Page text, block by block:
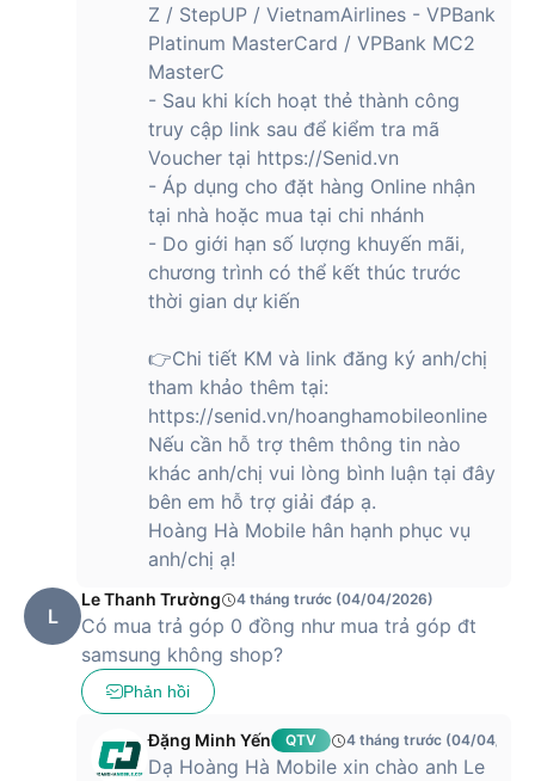
Z / StepUP / VietnamAirlines - VPBank
Platinum MasterCard / VPBank MC2
MasterC
- Sau khi kích hoạt thẻ thành công
truy cập link sau để kiểm tra mã
Voucher tại https://Senid.vn
- Áp dụng cho đặt hàng Online nhận
tại nhà hoặc mua tại chi nhánh
- Do giới hạn số lượng khuyến mãi,
chương trình có thể kết thúc trước
thời gian dự kiến
👉Chi tiết KM và link đăng ký anh/chị
tham khảo thêm tại:
https://senid.vn/hoanghamobileonline
Nếu cần hỗ trợ thêm thông tin nào
khác anh/chị vui lòng bình luận tại đây
bên em hỗ trợ giải đáp ạ.
Hoàng Hà Mobile hân hạnh phục vụ
anh/chị ạ!
L
Le Thanh Trường 4 tháng trước (04/04/2026)
Có mua trả góp 0 đồng như mua trả góp đt
samsung không shop?
Phản hồi
Đặng Minh Yến QTV 4 tháng trước (04/04/
Dạ Hoàng Hà Mobile xin chào anh Le